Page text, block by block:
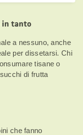
in tanto
a nessuno, anche
per dissetarsi. Chi
tisane o
di frutta
che fanno